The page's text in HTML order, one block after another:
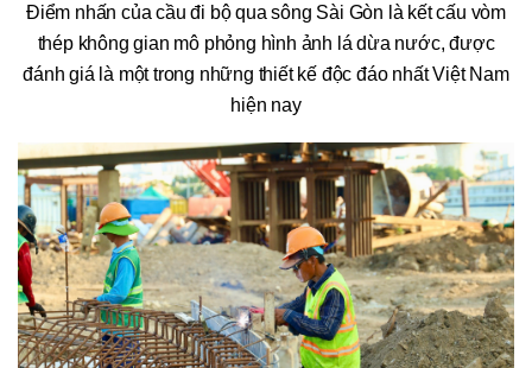
Điểm nhấn của cầu đi bộ qua sông Sài Gòn là kết cấu vòm
thép không gian mô phỏng hình ảnh lá dừa nước, được
đánh giá là một trong những thiết kế độc đáo nhất Việt Nam
hiện nay